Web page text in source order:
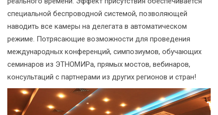
специальной беспроводной системой, позволяющей
наводить все камеры на делегата в автоматическом
режиме. Потрясающие возможности для проведения
международных конференций, симпозиумов, обучающих
семинаров из ЭТНОМИРа, прямых мостов, вебинаров,
консультаций с партнерами из других регионов и стран!